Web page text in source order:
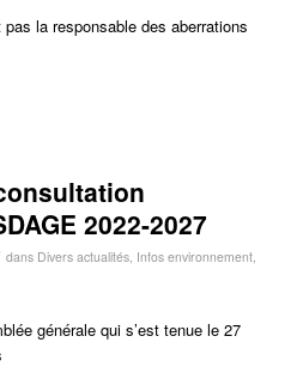
pas la responsable des aberrations
2022-2027
dans Divers actualités, Infos environnement,
générale qui s’est tenue le 27